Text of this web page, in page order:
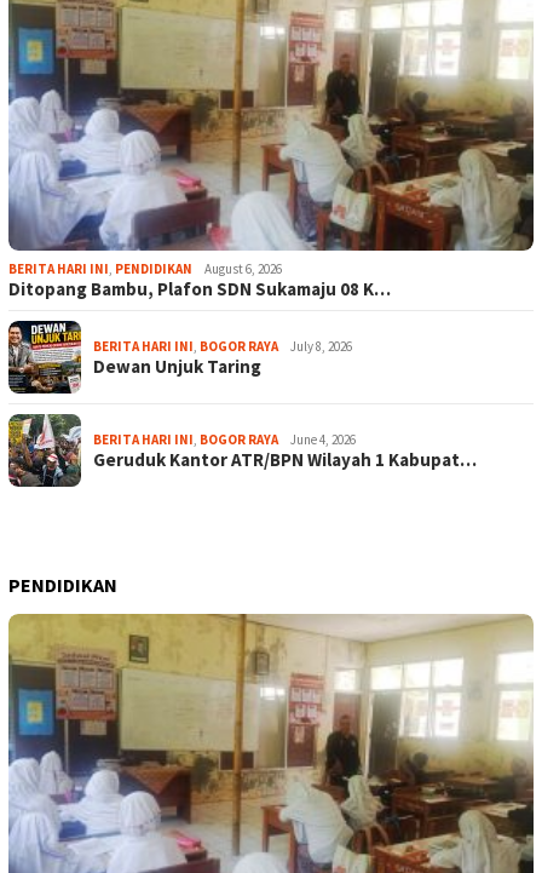
BERITA HARI INI, PENDIDIKAN August 6, 2026
Ditopang Bambu, Plafon SDN Sukamaju 08 K…
BERITA HARI INI, BOGOR RAYA July 8, 2026
Dewan Unjuk Taring
BERITA HARI INI, BOGOR RAYA June 4, 2026
Geruduk Kantor ATR/BPN Wilayah 1 Kabupat…
PENDIDIKAN